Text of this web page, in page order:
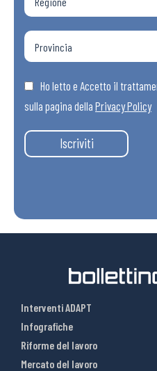
Ho letto e Accetto il
sulla pagina della Privacy Policy
Iscriviti
Interventi ADAPT
Infografiche
Riforme del lavoro
Mercato del lavoro